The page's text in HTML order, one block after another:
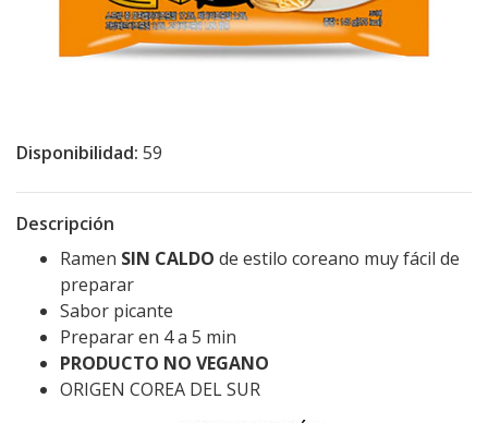
Disponibilidad: 59
Descripción
Ramen SIN CALDO de estilo coreano muy fácil de
preparar
Sabor picante
Preparar en 4 a 5 min
PRODUCTO NO VEGANO
ORIGEN COREA DEL SUR